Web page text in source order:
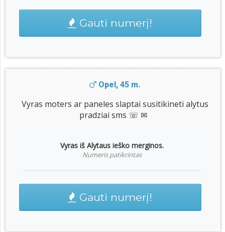
Gauti numerį!
Opel, 45 m.
Vyras moters ar paneles slaptai susitikineti alytus
pradziai sms ☏ ✉
Vyras iš Alytaus ieško merginos.
Numeris patikrintas
Gauti numerį!